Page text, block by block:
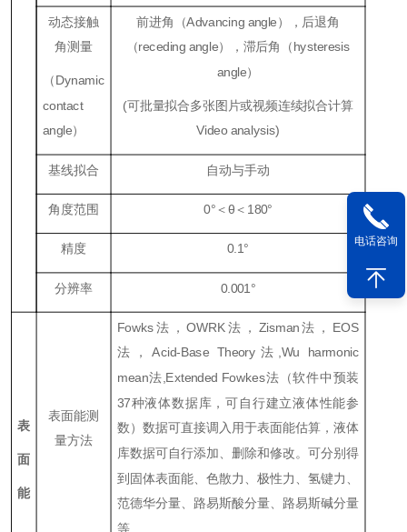
动态接触
角测量
（Dynamic
contact
angle）
前进角（Advancing angle），后退角
（receding angle），滞后角（hysteresis
angle）
(可批量拟合多张图片或视频连续拟合计算
Video analysis)
基线拟合 自动与手动
角度范围 0°＜θ＜180°
精度 0.1°
分辨率 0.001°
表
面
能
表面能测
量方法
Fowks法，OWRK法，Zisman法，EOS
法，Acid-Base Theory法,Wu harmonic
mean法,Extended Fowkes法（软件中预装
37种液体数据库，可自行建立液体性能参
数）数据可直接调入用于表面能估算，液体
库数据可自行添加、删除和修改。可分别得
到固体表面能、色散力、极性力、氢键力、
范德华分量、路易斯酸分量、路易斯碱分量
等
电话咨询